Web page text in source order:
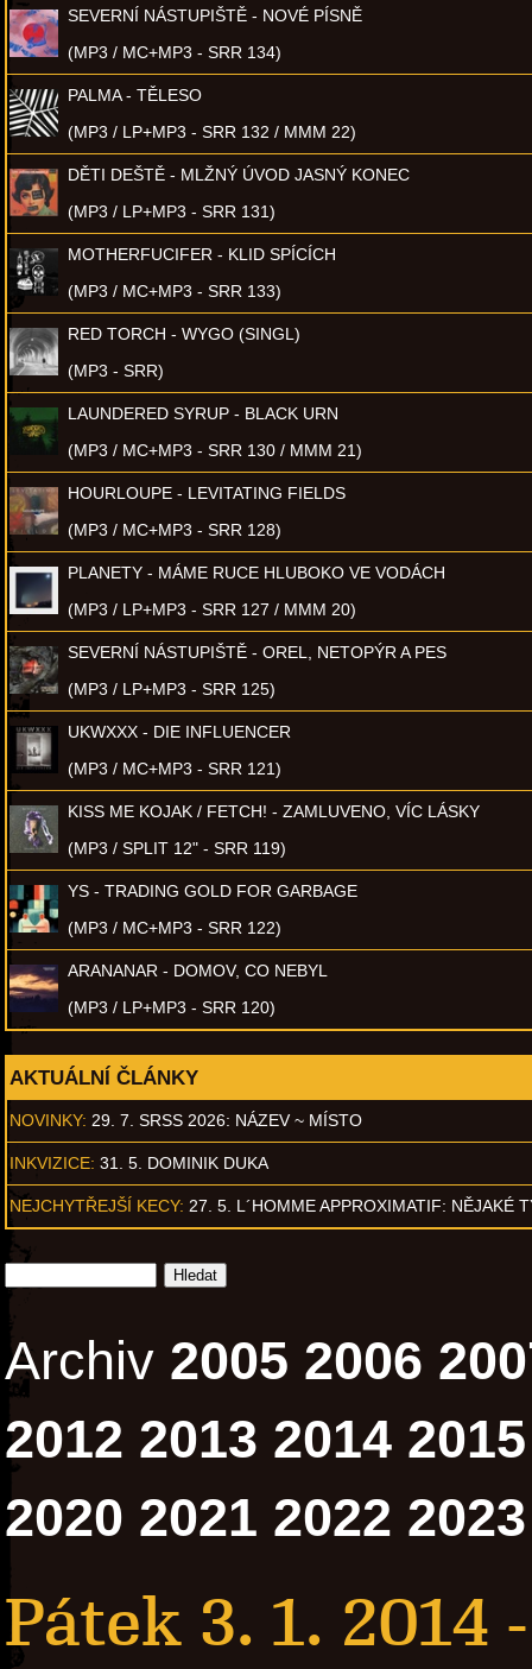
SEVERNÍ NÁSTUPIŠTĚ - NOVÉ PÍSNĚ
(MP3 / MC+MP3 - SRR 134)
PALMA - TĚLESO
(MP3 / LP+MP3 - SRR 132 / MMM 22)
DĚTI DEŠTĚ - MLŽNÝ ÚVOD JASNÝ KONEC
(MP3 / LP+MP3 - SRR 131)
MOTHERFUCIFER - KLID SPÍCÍCH
(MP3 / MC+MP3 - SRR 133)
RED TORCH - WYGO (SINGL)
(MP3 - SRR)
LAUNDERED SYRUP - BLACK URN
(MP3 / MC+MP3 - SRR 130 / MMM 21)
HOURLOUPE - LEVITATING FIELDS
(MP3 / MC+MP3 - SRR 128)
PLANETY - MÁME RUCE HLUBOKO VE VODÁCH
(MP3 / LP+MP3 - SRR 127 / MMM 20)
SEVERNÍ NÁSTUPIŠTĚ - OREL, NETOPÝR A PES
(MP3 / LP+MP3 - SRR 125)
UKWXXX - DIE INFLUENCER
(MP3 / MC+MP3 - SRR 121)
KISS ME KOJAK / FETCH! - ZAMLUVENO, VÍC LÁSKY
(MP3 / SPLIT 12" - SRR 119)
YS - TRADING GOLD FOR GARBAGE
(MP3 / MC+MP3 - SRR 122)
ARANANAR - DOMOV, CO NEBYL
(MP3 / LP+MP3 - SRR 120)
AKTUÁLNÍ ČLÁNKY
NOVINKY: 29. 7. SRSS 2026: NÁZEV ~ MÍSTO
INKVIZICE: 31. 5. DOMINIK DUKA
NEJCHYTŘEJŠÍ KECY: 27. 5. L´HOMME APPROXIMATIF: NĚJAKÉ
Archiv 2005 2006
2012 2013 2014 2015
2020 2021 2022 2023
Pátek 3. 1. 2014